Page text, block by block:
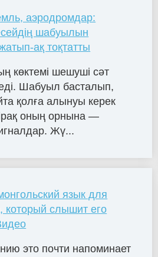
аэродромдар:
шабуылын
ақ тоқтатты
көктемі шешуші сәт
Шабуыл басталып,
қолға алынуы керек
оның орнына —
Жү...
язык для
который слышит его
это почти напоминает